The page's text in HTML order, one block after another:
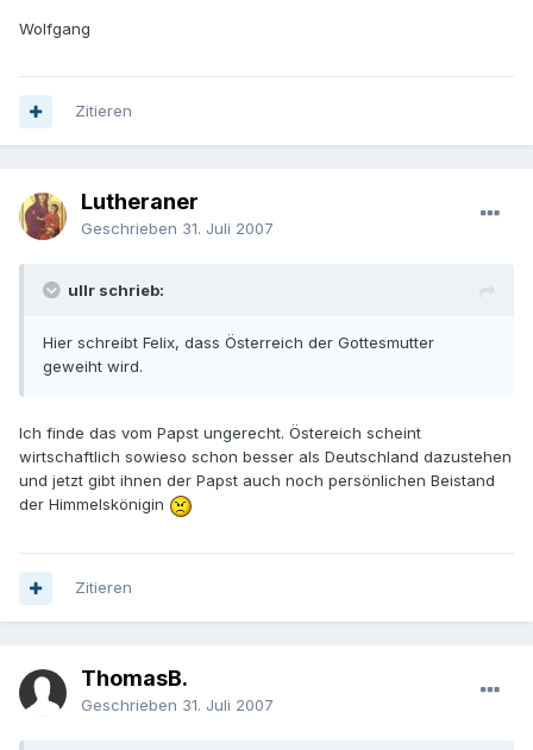
Wolfgang
Zitieren
Lutheraner
Geschrieben 31. Juli 2007
ullr schrieb:
Hier schreibt Felix, dass Österreich der Gottesmutter
geweiht wird.
Ich finde das vom Papst ungerecht. Östereich scheint
wirtschaftlich sowieso schon besser als Deutschland dazustehen
und jetzt gibt ihnen der Papst auch noch persönlichen Beistand
der Himmelskönigin
Zitieren
ThomasB.
Geschrieben 31. Juli 2007